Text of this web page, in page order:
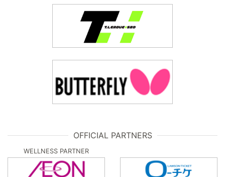
OFFICIAL PARTNERS
WELLNESS PARTNER